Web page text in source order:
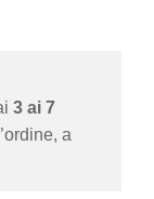
3 ai 7
a